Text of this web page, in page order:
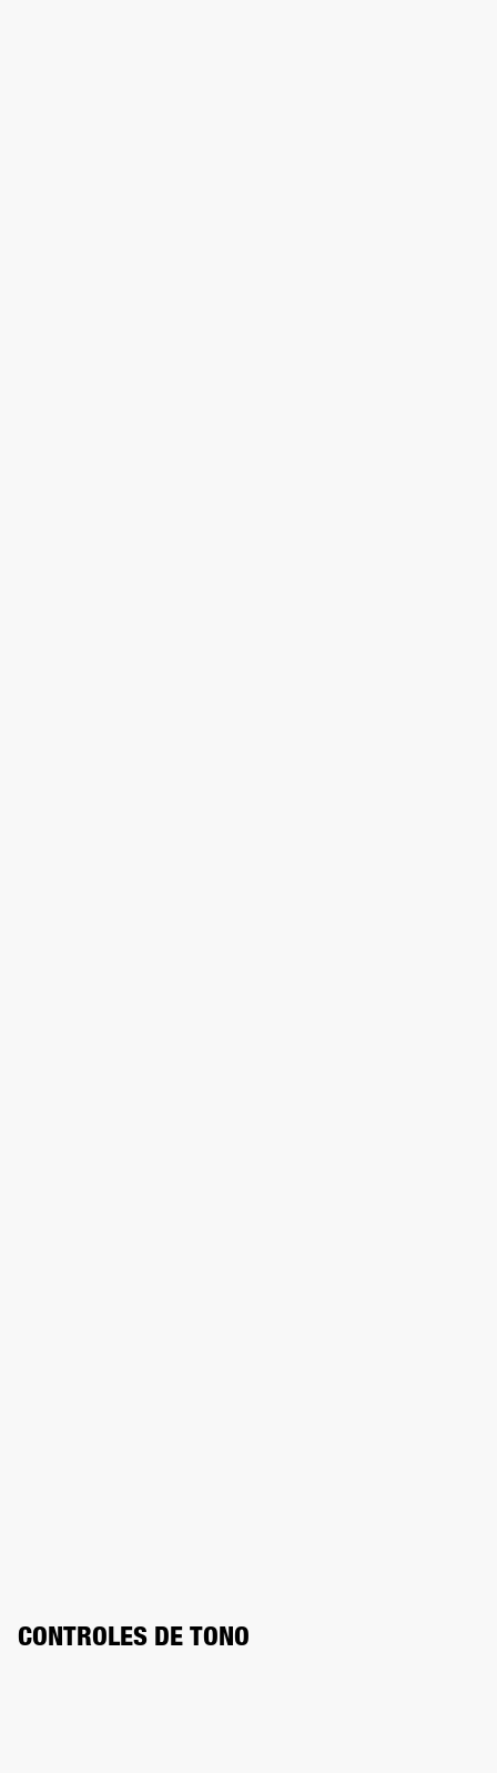
CONTROLES DE TONO